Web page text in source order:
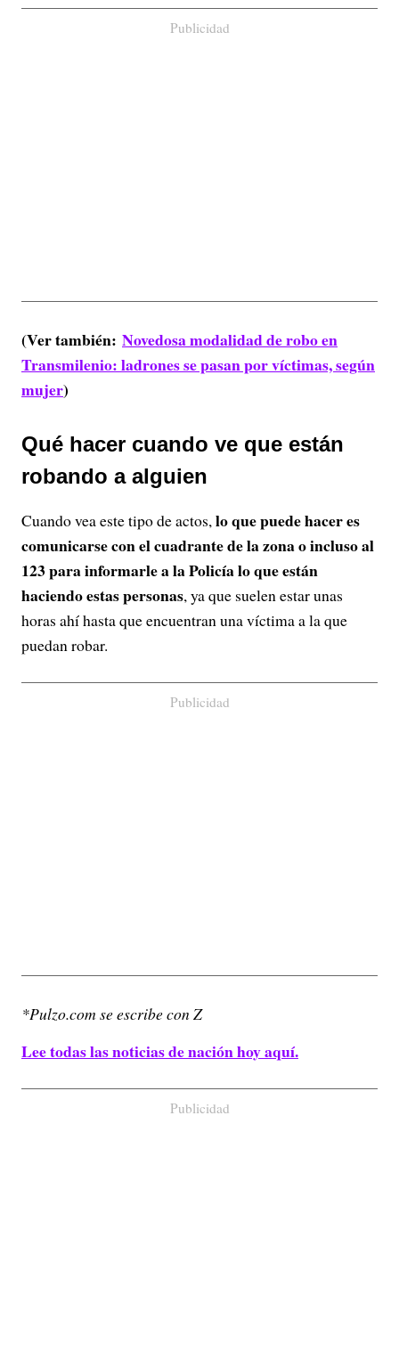
Publicidad
(Ver también: Novedosa modalidad de robo en
Transmilenio: ladrones se pasan por víctimas, según
mujer)
Qué hacer cuando ve que están
robando a alguien
Cuando vea este tipo de actos,lo que puede hacer es
comunicarse con el cuadrante de la zona o incluso al
123 para informarle a la Policía lo que están
haciendo estas personas, ya que suelen estar unas
horas ahí hasta que encuentran una víctima a la que
puedan robar.
Publicidad
*Pulzo.com se escribe con Z
Lee todas las noticias de nación hoy aquí.
Publicidad